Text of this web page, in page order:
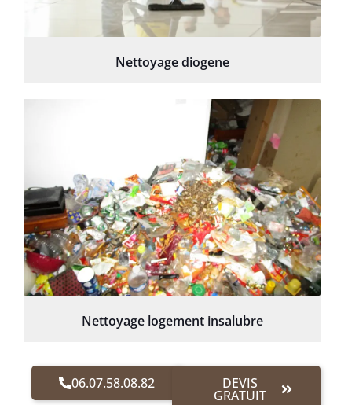
Nettoyage diogene
Nettoyage logement insalubre
06.07.58.08.82 DEVIS
GRATUIT